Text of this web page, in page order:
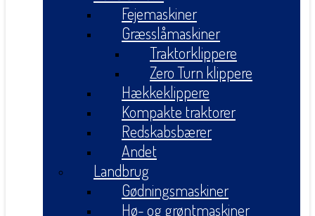
Fejemaskiner
Græsslåmaskiner
Traktorklippere
Zero Turn klippere
Hækkeklippere
Kompakte traktorer
Redskabsbærer
Andet
Landbrug
Gødningsmaskiner
Hø- og grøntmaskiner